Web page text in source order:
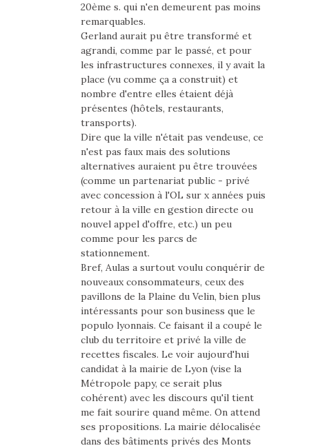
20ème s. qui n'en demeurent pas moins
remarquables.
Gerland aurait pu être transformé et
agrandi, comme par le passé, et pour
les infrastructures connexes, il y avait la
place (vu comme ça a construit) et
nombre d'entre elles étaient déjà
présentes (hôtels, restaurants,
transports).
Dire que la ville n'était pas vendeuse, ce
n'est pas faux mais des solutions
alternatives auraient pu être trouvées
(comme un partenariat public - privé
avec concession à l'OL sur x années puis
retour à la ville en gestion directe ou
nouvel appel d'offre, etc.) un peu
comme pour les parcs de
stationnement.
Bref, Aulas a surtout voulu conquérir de
nouveaux consommateurs, ceux des
pavillons de la Plaine du Velin, bien plus
intéressants pour son business que le
populo lyonnais. Ce faisant il a coupé le
club du territoire et privé la ville de
recettes fiscales. Le voir aujourd'hui
candidat à la mairie de Lyon (vise la
Métropole papy, ce serait plus
cohérent) avec les discours qu'il tient
me fait sourire quand même. On attend
ses propositions. La mairie délocalisée
dans des bâtiments privés des Monts